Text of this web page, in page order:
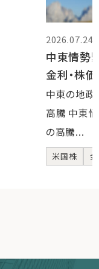
2026.07.24
中東情勢
金利・株
中東の地政
高騰 中東
の高騰...
米国株 金